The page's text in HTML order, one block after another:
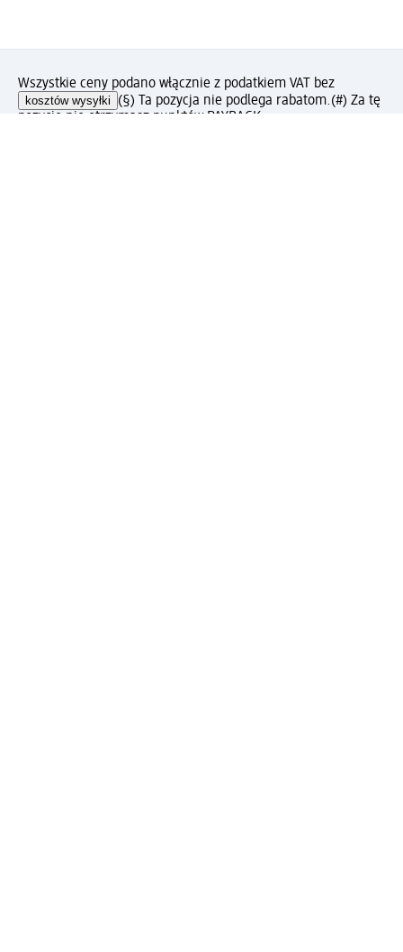
Wszystkie ceny podano włącznie z podatkiem VAT bez
kosztów wysyłki (§) Ta pozycja nie podlega rabatom.(#) Za tę
pozycję nie otrzymasz punktów PAYBACK.